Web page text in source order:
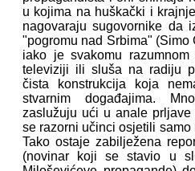
u kojima na huškački i
nagovaraju sugovornike da
"pogromu nad Srbima"
iako je svakomu
televiziji ili sluša na radiju
čista konstrukcija koja
stvarnim događajima.
zaslužuju ući u anale
se razorni učinci osjetili
Tako ostaje zabilježena
(novinar koji se stavio u